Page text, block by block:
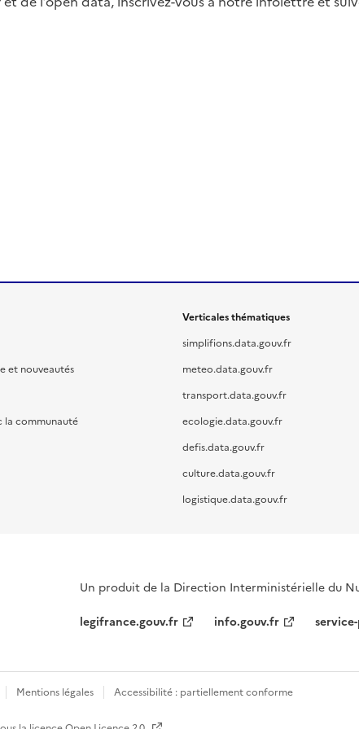
et nouveautés
la communauté
Verticales thématiques
simplifions.data.gouv.fr
meteo.data.gouv.fr
transport.data.gouv.fr
ecologie.data.gouv.fr
defis.data.gouv.fr
culture.data.gouv.fr
logistique.data.gouv.fr
Un produit de la Direction Interministérielle du
legifrance.gouv.fr
info.gouv.fr
Mentions légales Accessibilité : partiellement conforme